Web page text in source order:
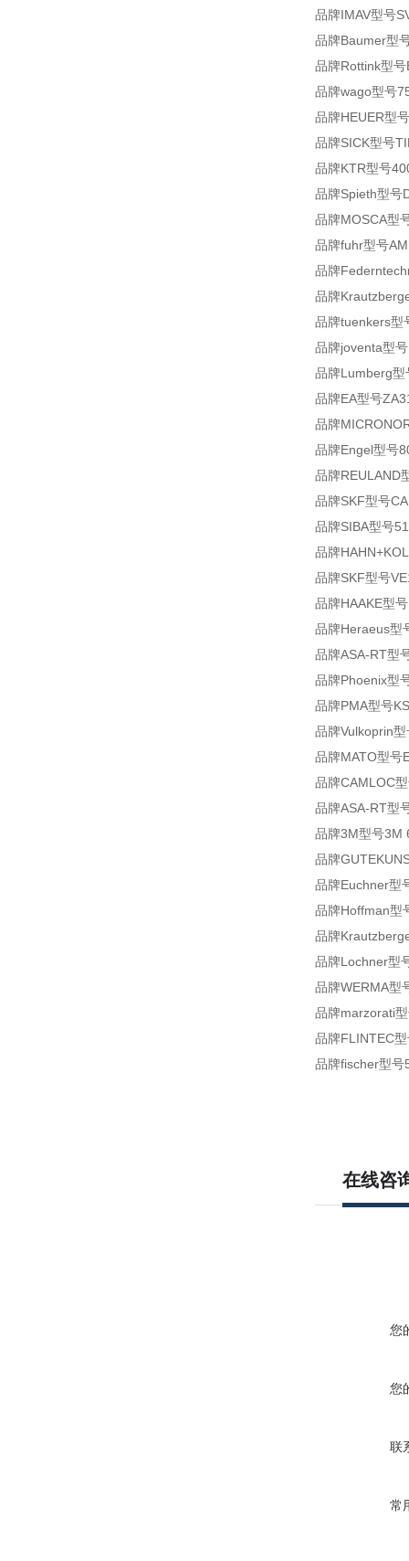
品牌IMAV型号
品牌Baumer型
品牌Rottink型
品牌wago型号
品牌HEUER型
品牌SICK型号
品牌KTR型号
品牌Spieth型号
品牌MOSCA型
品牌fuhr型号
品牌
品牌
品牌tuenkers型
品牌joventa型
品牌Lumberg型
品牌EA型号
品牌
品牌Engel型号
品牌REULAND
品牌SKF型号
品牌SIBA型号
品牌
品牌SKF型号
品牌HAAKE型
品牌Heraeus型
品牌ASA-RT型
品牌Phoenix型
品牌PMA型号
品牌Vulkoprin
品牌MATO型号
品牌CAMLOC
品牌ASA-RT型
品牌3M型号3M
品牌
品牌Euchner型
品牌Hoffman型
品牌
品牌Lochner型
品牌WERMA型
品牌marzorati
品牌FLINTEC
品牌fischer型号
在线咨
您
您
联
常